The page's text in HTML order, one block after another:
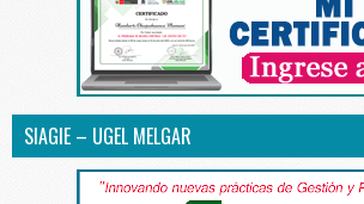
SIAGIE – UGEL MELGAR